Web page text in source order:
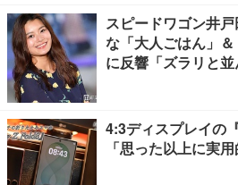
スピードワゴン井
な「大人ごはん」
に反響「ズラリと
4:3ディスプレイの
「思った以上に実用